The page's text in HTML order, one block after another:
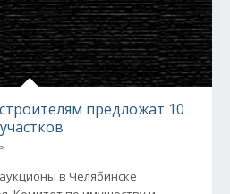
предложат 10
в Челябинске